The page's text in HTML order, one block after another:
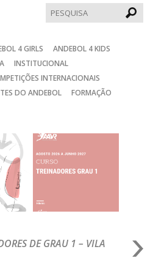
4 GIRLS
ANDEBOL 4 KIDS
INSTITUCIONAL
INTERNACIONAIS
DO ANDEBOL
FORMAÇÃO
DE GRAU 1 – VILA